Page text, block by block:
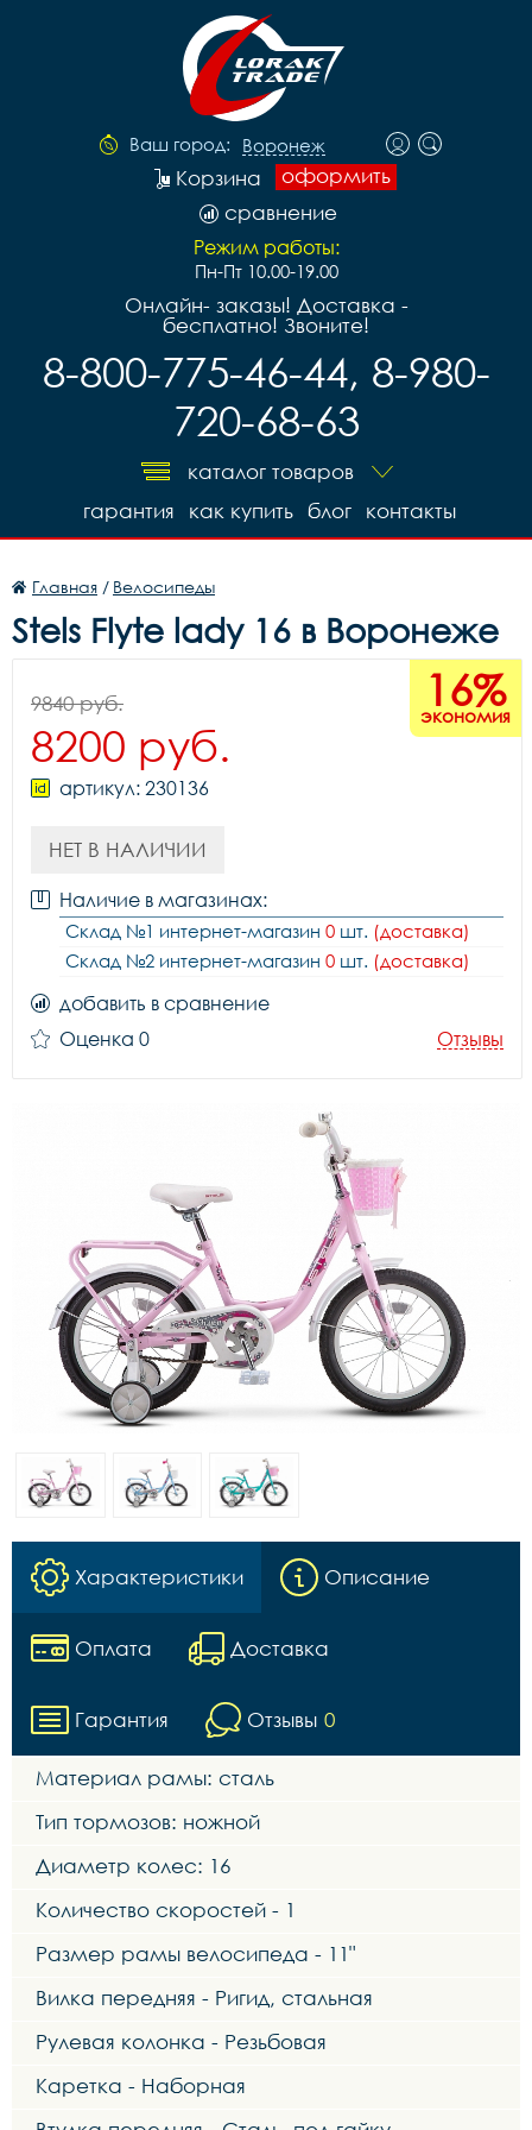
Ваш город: Воронеж
оформить
Корзина
сравнение
Режим работы:
Пн-Пт 10.00-19.00
Онлайн- заказы! Доставка -
бесплатно! Звоните!
8-800-775-46-44, 8-980-
720-68-63
каталог товаров
контакты
блог
как купить
гарантия
Главная / Велосипеды
Stels Flyte lady 16 в Воронеже
16%
экономия
9840 руб.
8200 руб.
артикул: 230136
НЕТ В НАЛИЧИИ
Наличие в магазинах:
Склад №1 интернет-магазин 0 шт. (доставка)
Склад №2 интернет-магазин 0 шт. (доставка)
добавить в сравнение
Оценка 0
Отзывы
Характеристики Описание
Оплата Доставка
Гарантия Отзывы 0
Материал рамы: сталь
Тип тормозов: ножной
Диаметр колес: 16
Количество скоростей - 1
Размер рамы велосипеда - 11"
Вилка передняя - Ригид, стальная
Рулевая колонка - Резьбовая
Каретка - Наборная